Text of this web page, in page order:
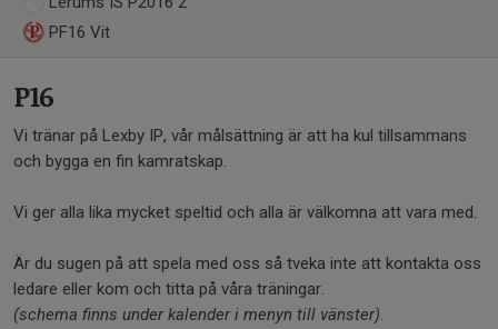
PF16 Vit
P16
Vi tränar på Lexby IP, vår målsättning är att ha kul tillsammans
och bygga en fin kamratskap.
Vi ger alla lika mycket speltid och alla är välkomna att vara med.
Är du sugen på att spela med oss så tveka inte att kontakta oss
ledare eller kom och titta på våra träningar.
(schema finns under kalender i menyn till vänster).